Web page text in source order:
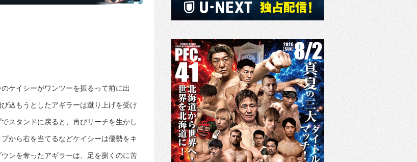
ケイシーがワンツーを振るって前に出
込もうとしたアギラーは蹴り上げを受け
スタンドに戻ると、再びリーチを生かし
から右を当てるなどケイシーは優勢をキ
ンを奪ったアギラーは、足を捌くのに苦